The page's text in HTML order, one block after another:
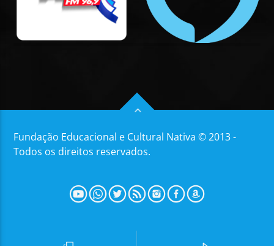
Fundação Educacional e Cultural Nativa © 2013 -
Todos os direitos reservados.